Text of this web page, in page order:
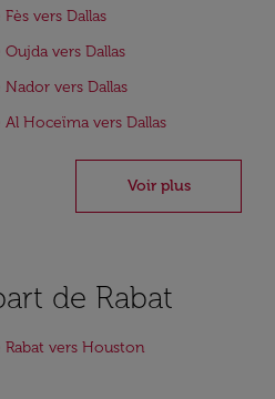
vers Dallas
Oujda vers Dallas
Nador vers Dallas
Al Hoceïma vers Dallas
Voir plus
de Rabat
Rabat vers Houston